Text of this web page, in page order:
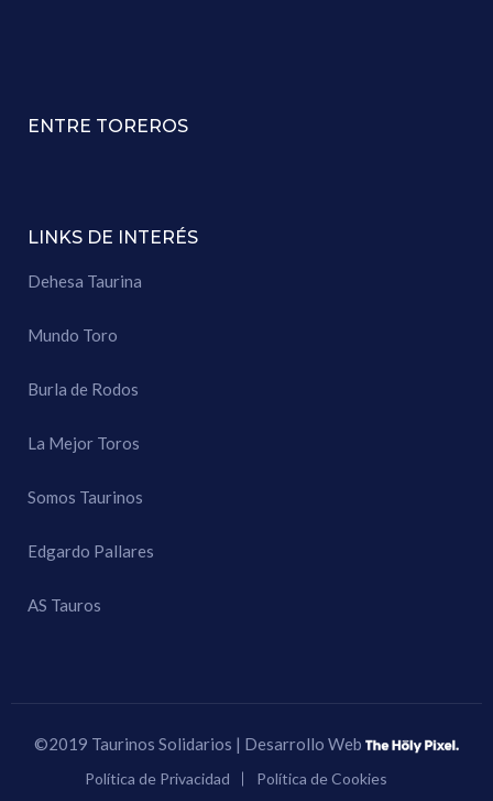
ENTRE TOREROS
LINKS DE INTERÉS
Dehesa Taurina
Mundo Toro
Burla de Rodos
La Mejor Toros
Somos Taurinos
Edgardo Pallares
AS Tauros
©2019 Taurinos Solidarios | Desarrollo Web
Política de Privacidad Política de Cookies